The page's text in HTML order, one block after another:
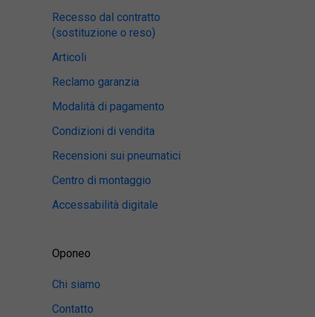
Recesso dal contratto
(sostituzione o reso)
Articoli
Reclamo garanzia
Modalità di pagamento
Condizioni di vendita
Recensioni sui pneumatici
Centro di montaggio
Accessabilità digitale
Oponeo
Chi siamo
Contatto